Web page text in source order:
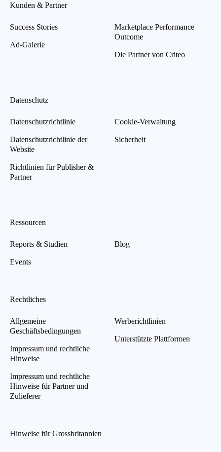
Kunden & Partner
Success Stories
Ad-Galerie
Marketplace Performance
Outcome
Die Partner von Criteo
Datenschutz
Datenschutzrichtlinie
Datenschutzrichtlinie der
Website
Richtlinien für Publisher &
Partner
Cookie-Verwaltung
Sicherheit
Ressourcen
Reports & Studien
Events
Blog
Rechtliches
Allgemeine
Geschäftsbedingungen
Impressum und rechtliche
Hinweise
Impressum und rechtliche
Hinweise für Partner und
Zulieferer
Werberichtlinien
Unterstützte Plattformen
Hinweise für Grossbritannien